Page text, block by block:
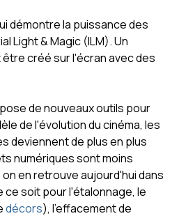
démontre la puissance des
Light & Magic (ILM). Un
créé sur l'écran avec des
de nouveaux outils pour
de l'évolution du cinéma, les
deviennent de plus en plus
numériques sont moins
en retrouve aujourd'hui dans
ce soit pour l'étalonnage, le
décors), l'effacement de